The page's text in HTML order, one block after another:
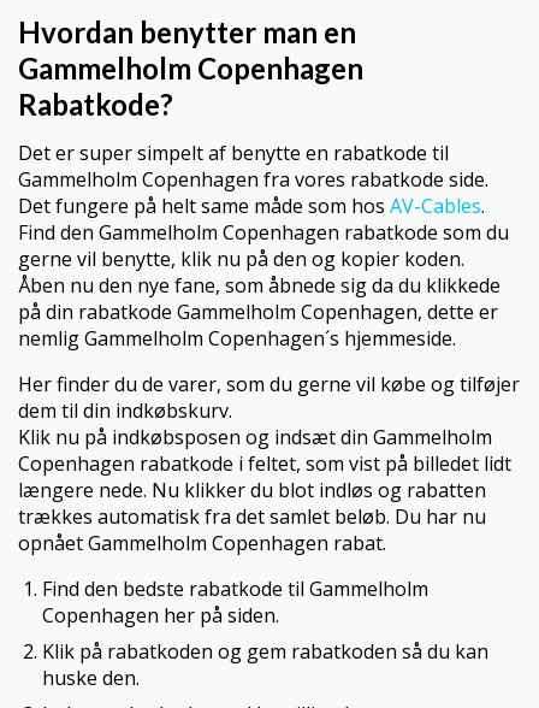
Hvordan benytter man en
Gammelholm Copenhagen
Rabatkode?
Det er super simpelt af benytte en rabatkode til
Gammelholm Copenhagen fra vores rabatkode side.
Det fungere på helt same måde som hos AV-Cables.
Find den Gammelholm Copenhagen rabatkode som du
gerne vil benytte, klik nu på den og kopier koden.
Åben nu den nye fane, som åbnede sig da du klikkede
på din rabatkode Gammelholm Copenhagen, dette er
nemlig Gammelholm Copenhagen´s hjemmeside.
Her finder du de varer, som du gerne vil købe og tilføjer
dem til din indkøbskurv.
Klik nu på indkøbsposen og indsæt din Gammelholm
Copenhagen rabatkode i feltet, som vist på billedet lidt
længere nede. Nu klikker du blot indløs og rabatten
trækkes automatisk fra det samlet beløb. Du har nu
opnået Gammelholm Copenhagen rabat.
Find den bedste rabatkode til Gammelholm
Copenhagen her på siden.
Klik på rabatkoden og gem rabatkoden så du kan
huske den.